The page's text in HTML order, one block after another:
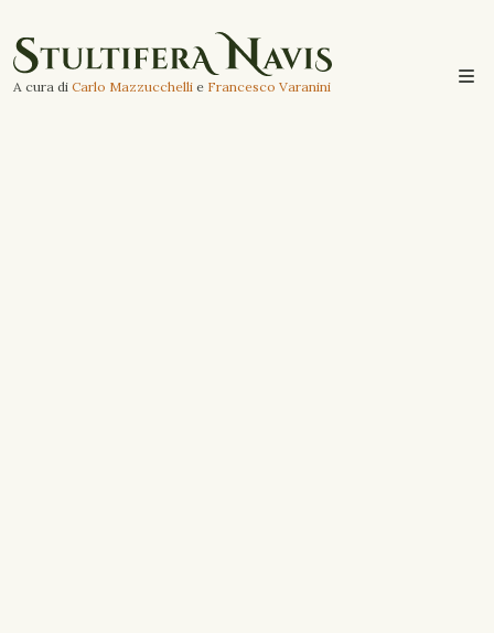
A cura di Carlo Mazzucchelli e Francesco Varanini